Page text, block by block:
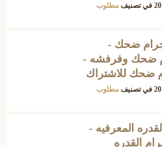
في تصنيف مطلوب
ضحك -
ضحك وفرفشه -
ضحك للاشتراك
في تصنيف مطلوب
المعرفيه -
القدره